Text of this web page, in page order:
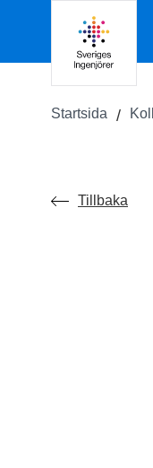
Startsida
Tillbaka